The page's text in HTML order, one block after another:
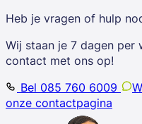
Heb je vragen of hulp
Wij staan je 7 dagen
contact met ons op!
Bel 085 760 6009
onze contactpagina